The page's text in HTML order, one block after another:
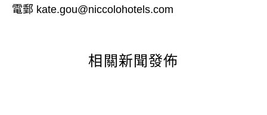
電郵 kate.gou@niccolohotels.com
相關新聞發佈